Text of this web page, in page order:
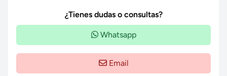
¿Tienes dudas o consultas?
Whatsapp
Email